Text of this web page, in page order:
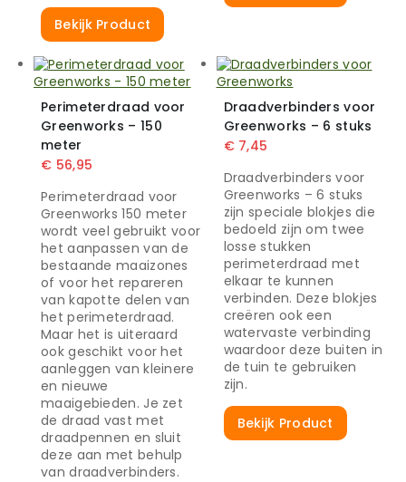
Bekijk Product
Perimeterdraad voor
Greenworks – 150
meter
€ 56,95
Perimeterdraad voor
Greenworks 150 meter
wordt veel gebruikt voor
het aanpassen van de
bestaande maaizones
of voor het repareren
van kapotte delen van
het perimeterdraad.
Maar het is uiteraard
ook geschikt voor het
aanleggen van kleinere
en nieuwe
maaigebieden. Je zet
de draad vast met
draadpennen en sluit
deze aan met behulp
van draadverbinders.
Draadverbinders voor
Greenworks – 6 stuks
€7,45
Draadverbinders voor
Greenworks – 6 stuks
zijn speciale blokjes die
bedoeld zijn om twee
losse stukken
perimeterdraad met
elkaar te kunnen
verbinden. Deze blokjes
creëren ook een
watervaste verbinding
waardoor deze buiten in
de tuin te gebruiken
zijn.
Bekijk Product